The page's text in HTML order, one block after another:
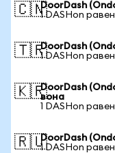
🇨🇳DoorDash
1 DASHon
🇹🇷DoorDash
1 DASHon
🇰🇷DoorDash
вона
1 DASHon
🇷🇺DoorDash
1 DASHon